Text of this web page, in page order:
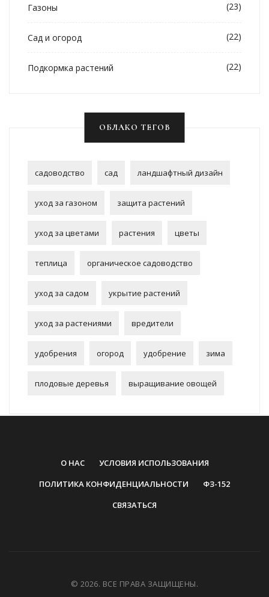
Газоны (23)
Сад и огород (22)
Подкормка растений (22)
ОБЛАКО ТЕГОВ
садоводство сад ландшафтный дизайн
уход за газоном защита растений
уход за цветами растения цветы
теплица органическое садоводство
уход за садом укрытие растений
уход за растениями вредители
удобрения огород удобрение зима
плодовые деревья выращивание овощей
О НАС
УСЛОВИЯ ИСПОЛЬЗОВАНИЯ
ПОЛИТИКА КОНФИДЕНЦИАЛЬНОСТИ
ФЗ-152
СВЯЗАТЬСЯ
© 2026. ВСЕ ПРАВА ЗАЩИЩЕНЫ.